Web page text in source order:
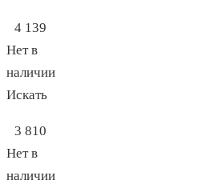
4 139
Нет в
наличии
Искать
3 810
Нет в
наличии